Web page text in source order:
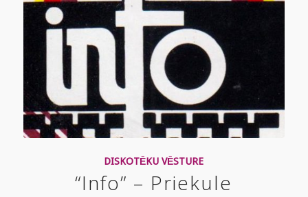
DISKOTĒKU VĒSTURE
“Info” – Priekule